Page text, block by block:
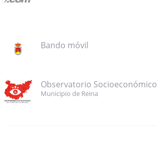
Bando móvil
Observatorio Socioeconómico
Municipio de Reina